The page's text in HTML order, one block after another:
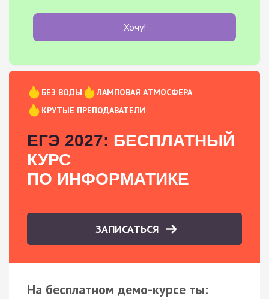
Хочу!
БЕЗ ВОДЫ
ЛАМПОВАЯ АТМОСФЕРА
КРУТЫЕ ПРЕПОДАВАТЕЛИ
ЕГЭ 2027: БЕСПЛАТНЫЙ
КУРС
ПО ИНФОРМАТИКЕ
ЗАПИСАТЬСЯ
На бесплатном демо-курсе ты: